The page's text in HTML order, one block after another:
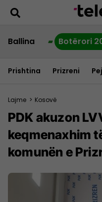
Ballina Botërori
Prishtina Prizreni
Lajme > Kosovë
PDK akuzon
keqmenaxhim
komunën e